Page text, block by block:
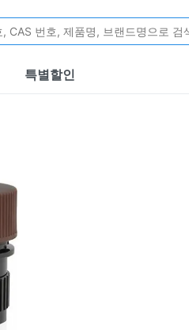
특별할인